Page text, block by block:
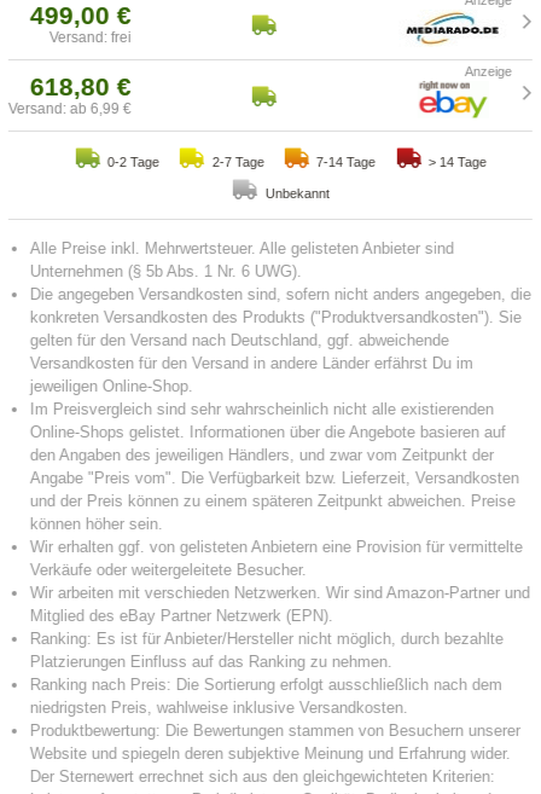
499,00 €
Versand: frei
618,80 €
Versand: ab 6,99 €
0-2 Tage 2-7 Tage 7-14 Tage > 14 Tage
Unbekannt